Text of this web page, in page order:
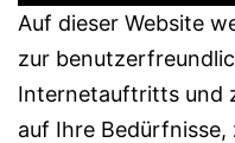
Auf dieser Website
zur
Internetauftritts und
auf Ihre